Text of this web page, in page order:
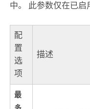
中。 此参数仅在已启
配
置
选
项
描述
最